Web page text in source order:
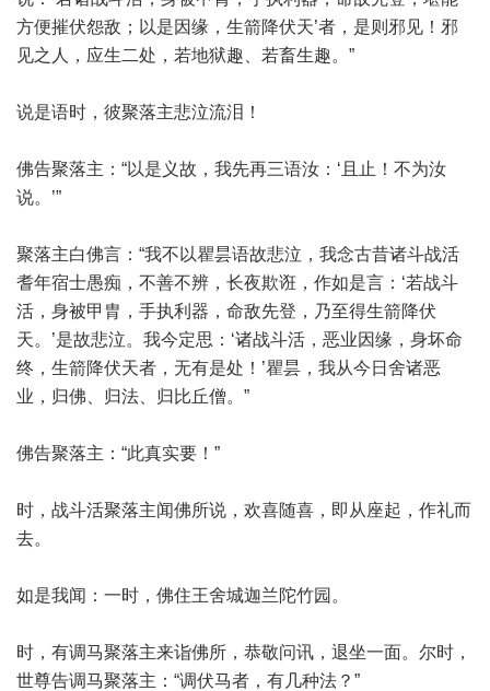
方便摧伏怨敌；以是因缘，生箭降伏天’者，是则邪见！邪
见之人，应生二处，若地狱趣、若畜生趣。”
说是语时，彼聚落主悲泣流泪！
佛告聚落主：“以是义故，我先再三语汝：‘且止！不为汝
说。’”
聚落主白佛言：“我不以瞿昙语故悲泣，我念古昔诸斗战活
耆年宿士愚痴，不善不辨，长夜欺诳，作如是言：‘若战斗
活，身被甲胄，手执利器，命敌先登，乃至得生箭降伏
天。’是故悲泣。我今定思：‘诸战斗活，恶业因缘，身坏命
终，生箭降伏天者，无有是处！’瞿昙，我从今日舍诸恶
业，归佛、归法、归比丘僧。”
佛告聚落主：“此真实要！”
时，战斗活聚落主闻佛所说，欢喜随喜，即从座起，作礼而
去。
如是我闻：一时，佛住王舍城迦兰陀竹园。
时，有调马聚落主来诣佛所，恭敬问讯，退坐一面。尔时，
世尊告调马聚落主：“调伏马者，有几种法？”